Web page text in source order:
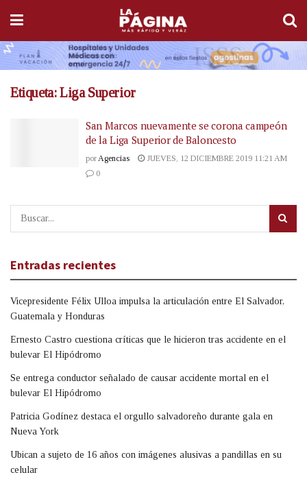
Etiqueta:Liga Superior
San Marcos nuevamente se corona campeón
de la Liga Superior de Baloncesto
por Agencias
JUEVES, 12 DICIEMBRE 2019 11:21 AM
0
Entradas recientes
Vicepresidente Félix Ulloa impulsa la articulación entre El Salvador,
Guatemala y Honduras
Ernesto Castro cuestiona críticas que le hicieron tras accidente en el
bulevar El Hipódromo
Se entrega conductor señalado de causar accidente mortal en el
bulevar El Hipódromo
Patricia Godínez destaca el orgullo salvadoreño durante gala en
Nueva York
Ubican a sujeto de 16 años con imágenes alusivas a pandillas en su
celular